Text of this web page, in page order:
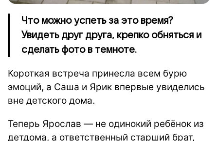
Что можно успеть за это время?
Увидеть друг друга, крепко обняться и
сделать фото в темноте.
Короткая встреча принесла всем бурю
эмоций, а Саша и Ярик впервые увиделись
вне детского дома.
Теперь Ярослав — не одинокий ребёнок из
детдома, а ответственный старший брат,